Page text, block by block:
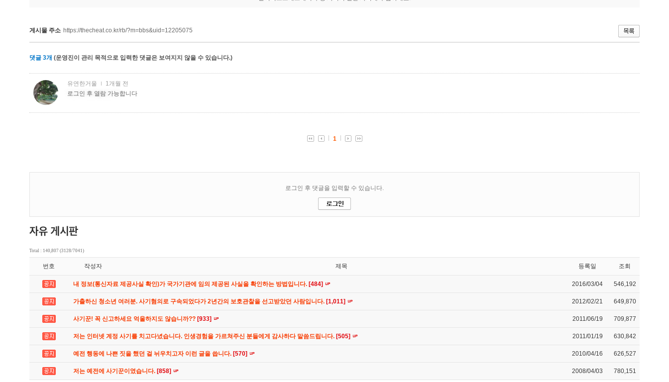
게시물 주소 https://thecheat.co.kr/rb/?m=bbs&uid=12205075
댓글 3개 (운영진이 관리 목적으로 입력한 댓글은 보여지지 않을 수 있습니다.)
Total : 140,807 (3128/7041)
번호 작성자 제목 등록일 조회
내 정보(통신자료 제공사실 확인)가 국가기관에 임의 제공된 사실을 확인하는 방법입니다. [484] 2016/03/04 546,192
가출하신 청소년 여러분. 사기혐의로 구속되었다가 2년간의 보호관찰을 선고받았던 사람입니다. [1,011] 2012/02/21 649,870
사기꾼! 꼭 신고하세요 억울하지도 않습니까?? [933] 2011/06/19 709,877
저는 인터넷 계정 사기를 치고다녔습니다. 인생경험을 가르쳐주신 분들에게 감사하다 말씀드립니다. [505] 2011/01/19 630,842
예전 행동에 나쁜 짓을 했던 걸 뉘우치고자 이런 글을 씁니다. [570] 2010/04/16 626,527
저는 예전에 사기꾼이였습니다. [858] 2008/04/03 780,151